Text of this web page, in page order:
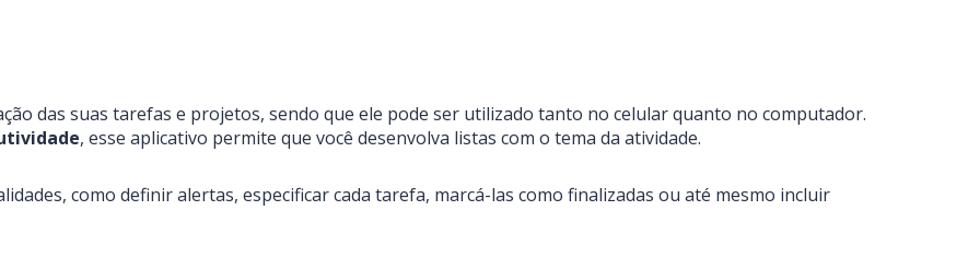
das suas tarefas e projetos, sendo que ele pode ser utilizado tanto no celular quanto no computador.
, esse aplicativo permite que você desenvolva listas com o tema da atividade.
como definir alertas, especificar cada tarefa, marcá-las como finalizadas ou até mesmo incluir